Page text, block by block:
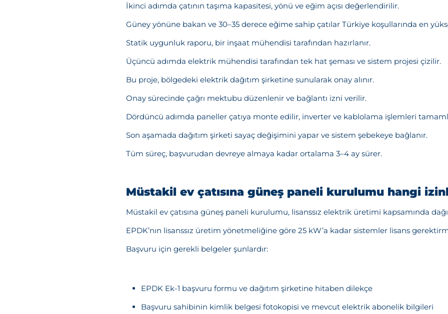
İkinci adımda çatının taşıma kapasitesi, yönü ve eğim açısı değerlendirilir.
Güney yönüne bakan ve 30–35 derece eğime sahip çatılar Türkiye koşullarında en
Statik uygunluk raporu, bir inşaat mühendisi tarafından hazırlanır.
Üçüncü adımda elektrik mühendisi tarafından tek hat şeması ve sistem projesi çizilir.
Bu proje, bölgedeki elektrik dağıtım şirketine sunularak onay alınır.
Onay sürecinde çağrı mektubu düzenlenir ve bağlantı izni verilir.
Dördüncü adımda paneller çatıya monte edilir, inverter ve kablolama işlemleri
Son aşamada dağıtım şirketi sayaç değişimini yapar ve sistem şebekeye bağlanır.
Tüm süreç, başvurudan devreye almaya kadar ortalama 3–4 ay sürer.
Müstakil ev çatısına güneş paneli kurulumu hangi
Müstakil ev çatısına güneş paneli kurulumu, lisanssız elektrik üretimi kapsamında
EPDK’nın lisanssız üretim yönetmeliğine göre 25 kW’a kadar sistemler lisans
Başvuru için gerekli belgeler şunlardır:
EPDK Ek-1 başvuru formu ve dağıtım şirketine hitaben dilekçe
Başvuru sahibinin kimlik belgesi fotokopisi ve mevcut elektrik abonelik bilgileri